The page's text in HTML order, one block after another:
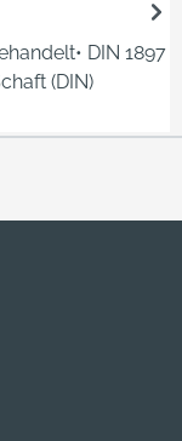
DIN 1897
(DIN)